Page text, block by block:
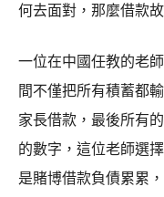
何去面對，那麼借款
一位在中國任教的老
間不僅把所有積蓄都
家長借款，最後所有
的數字，這位老師選
是賭博借款負債累累